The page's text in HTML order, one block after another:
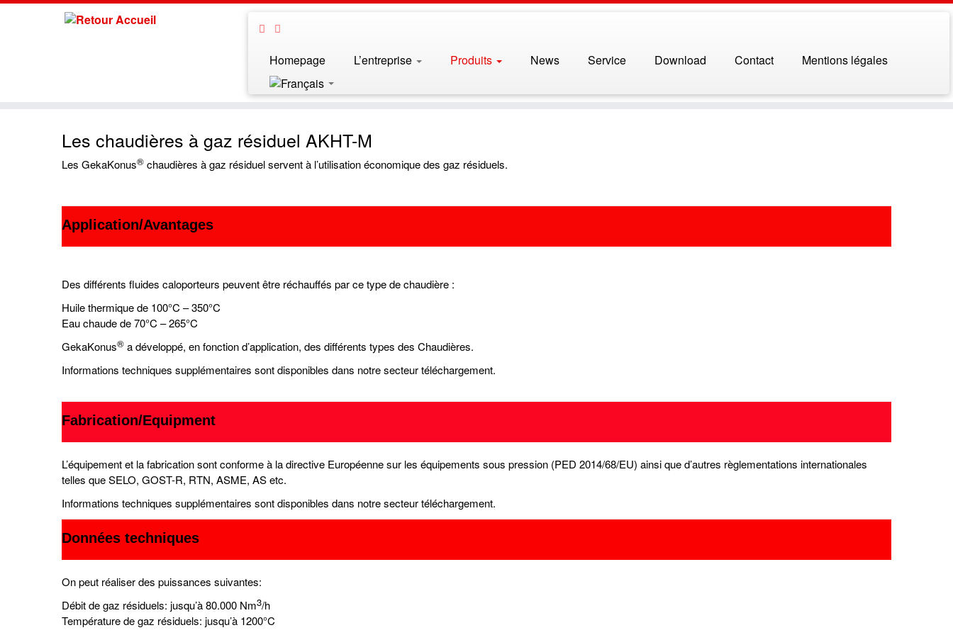
Homepage L’entreprise Produits News Service Download Contact Mentions légales
Les chaudières à gaz résiduel AKHT-M
Les GekaKonus® chaudières à gaz résiduel servent à l’utilisation économique des gaz résiduels.
Application/Avantages
Des différents fluides caloporteurs peuvent être réchauffés par ce type de chaudière :
Huile thermique de 100°C – 350°C
Eau chaude de 70°C – 265°C
GekaKonus® a développé, en fonction d’application, des différents types des Chaudières.
Informations techniques supplémentaires sont disponibles dans notre secteur téléchargement.
Fabrication/Equipment
L’équipement et la fabrication sont conforme à la directive Européenne sur les équipements sous pression (PED 2014/68/EU) ainsi que d’autres règlementations internationales
telles que SELO, GOST-R, RTN, ASME, AS etc.
Informations techniques supplémentaires sont disponibles dans notre secteur téléchargement.
Données techniques
On peut réaliser des puissances suivantes:
Débit de gaz résiduels: jusqu’à 80.000 Nm3/h
Température de gaz résiduels: jusqu’à 1200°C